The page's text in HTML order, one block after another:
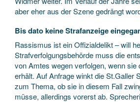
aber eher aus der Szene gedrängt
Bis dato keine Strafanzeige
Rassismus ist ein Offizialdelikt – will
Strafverfolgungsbehörde muss die
von Amtes wegen verfolgen, wenn sie
erhält. Auf Anfrage winkt die St.Galler
zum Thema, ob sie in diesem Fall
müsse, allerdings vorerst ab.